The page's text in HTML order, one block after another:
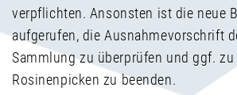
verpflichten. Ansonsten ist die neue
aufgerufen, die Ausnahmevorschrift
Sammlung zu überprüfen und ggf.
Rosinenpicken zu beenden.